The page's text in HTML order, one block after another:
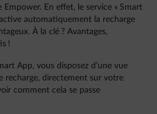
En effet, le service « Smart
automatiquement la recharge
À la clé ? Avantages,
!
App, vous disposez d’une vue
recharge, directement sur votre
comment cela se passe